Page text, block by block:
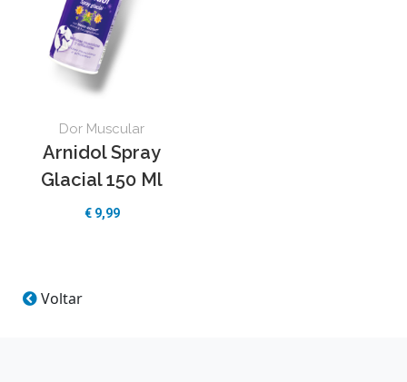
Dor Muscular
Arnidol Spray
Glacial 150 Ml
€ 9,99
Voltar